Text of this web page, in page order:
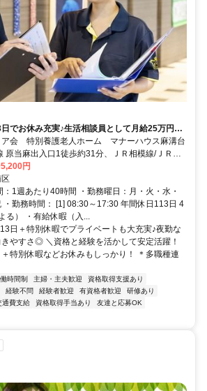
でお休み充実♪生活相談員として月給25万円～
ア会 特別養護老人ホーム マナーハウス麻溝台
原当麻出入口1徒歩約31分、ＪＲ相模線/ＪＲ横
）徒歩約40分、ＪＲ相模線 下溝徒歩約42分 ※北
原駅、小田急線相模大野駅よりバス20分程
円
1週あたり40時間 ・勤務曜日：月・火・水・
・勤務時間： [1] 08:30～17:30 年間休日113日 4
る） ・有給休暇（入...
日＋特別休暇でプライベートも大充実♪夜勤な
やすさ◎ ＼資格と経験を活かして安定活躍！
特別休暇などお休みもしっかり！ ＊多職種連
時間制 主婦・主夫歓迎
資格取得支援あり
経験不問 経験者歓迎 有資格者歓迎
研修あり
通費支給 資格取得手当あり
友達と応募OK